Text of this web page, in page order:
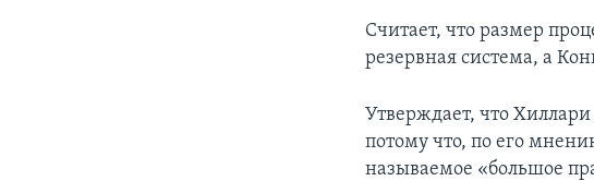
Считает, что размер
резервная система, а
Утверждает, что
потому что, по его
называемое «большое